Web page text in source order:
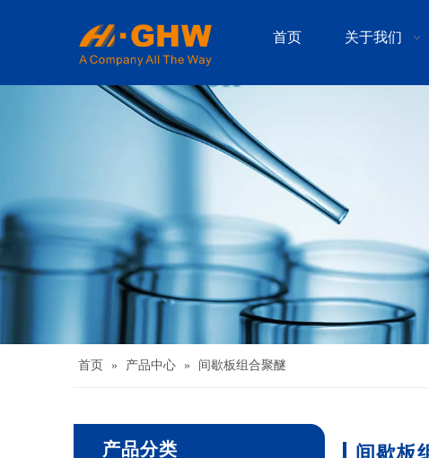
首页 关于我们
首页 » 产品中心 » 间歇板组合聚醚
产品分类 间歇板